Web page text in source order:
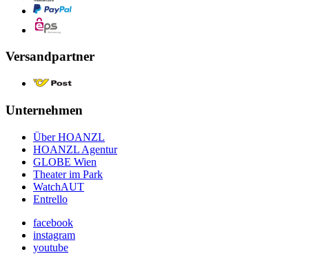
Versandpartner
Unternehmen
Über HOANZL
HOANZL Agentur
GLOBE Wien
Theater im Park
WatchAUT
Entrello
facebook
instagram
youtube